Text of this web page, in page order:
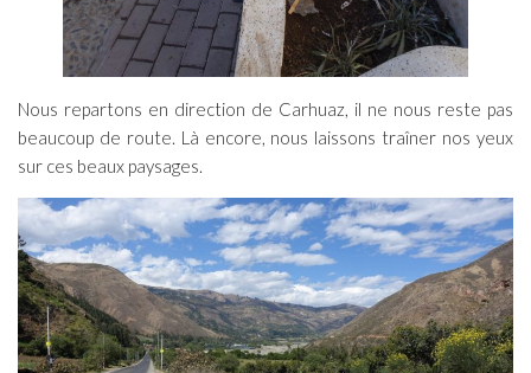
Nous repartons en direction de Carhuaz, il ne nous reste pas
beaucoup de route. Là encore, nous laissons traîner nos yeux
sur ces beaux paysages.